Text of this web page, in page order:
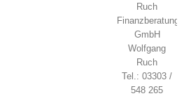
Ruch
Finanzberatung
GmbH
Wolfgang
Ruch
Tel.: 03303 /
548 265